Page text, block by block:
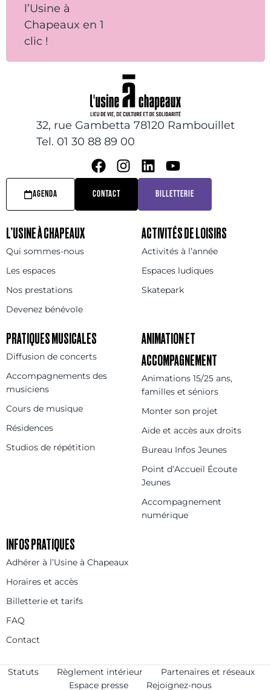
l’Usine à
Chapeaux en 1
clic !
32, rue Gambetta 78120 Rambouillet
Tel. 01 30 88 89 00
AGENDA CONTACT BILLETTERIE
L’USINE À CHAPEAUX
Qui sommes-nous
Les espaces
Nos prestations
Devenez bénévole
ACTIVITÉS DE LOISIRS
Activités à l’année
Espaces ludiques
Skatepark
PRATIQUES MUSICALES
Diffusion de concerts
Accompagnements des
musiciens
Cours de musique
Résidences
Studios de répétition
ANIMATION ET
ACCOMPAGNEMENT
Animations 15/25 ans,
familles et séniors
Monter son projet
Aide et accès aux droits
Bureau Infos Jeunes
Point d’Accueil Écoute
Jeunes
Accompagnement
numérique
INFOS PRATIQUES
Adhérer à l’Usine à Chapeaux
Horaires et accès
Billetterie et tarifs
FAQ
Contact
Statuts Règlement intérieur
Partenaires et réseaux
Espace presse
Rejoignez-nous